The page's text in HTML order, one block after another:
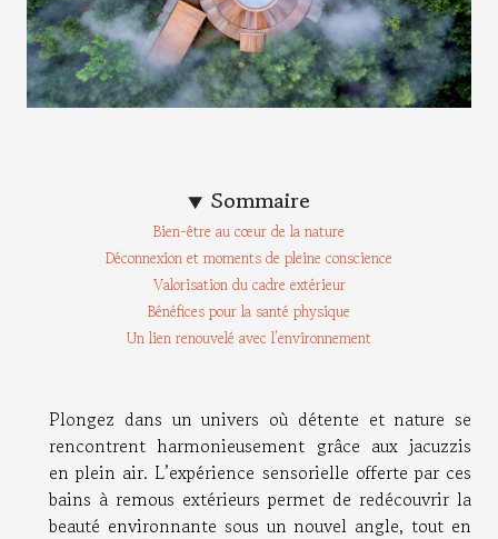
Sommaire
Bien-être au cœur de la nature
Déconnexion et moments de pleine conscience
Valorisation du cadre extérieur
Bénéfices pour la santé physique
Un lien renouvelé avec l’environnement
Plongez dans un univers où détente et nature se
rencontrent harmonieusement grâce aux jacuzzis
en plein air. L’expérience sensorielle offerte par ces
bains à remous extérieurs permet de redécouvrir la
beauté environnante sous un nouvel angle, tout en